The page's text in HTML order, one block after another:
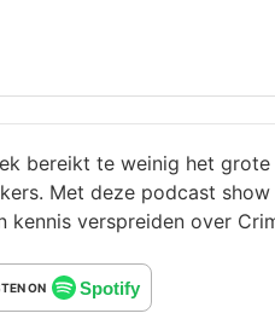
bereikt te weinig het
Met deze podcast
kennis verspreiden over
ON Spotify